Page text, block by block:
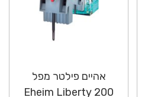
אהיים פילטר מפל
Eheim Liberty 200